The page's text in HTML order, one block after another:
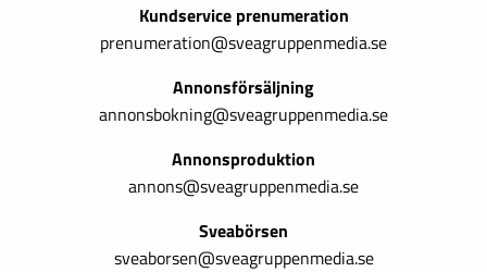
Kundservice prenumeration
prenumeration@sveagruppenmedia.se
Annonsförsäljning
annonsbokning@sveagruppenmedia.se
Annonsproduktion
annons@sveagruppenmedia.se
Sveabörsen
sveaborsen@sveagruppenmedia.se